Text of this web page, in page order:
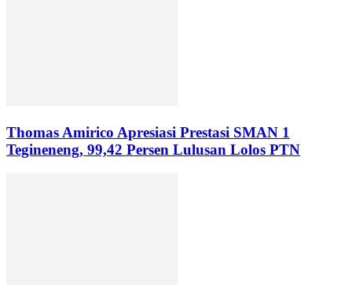
Thomas Amirico Apresiasi Prestasi SMAN 1
Tegineneng, 99,42 Persen Lulusan Lolos PTN